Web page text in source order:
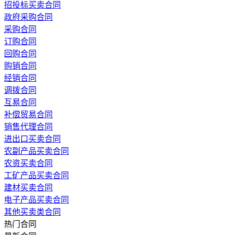
招投标买卖合同
政府采购合同
采购合同
订购合同
回购合同
购销合同
经销合同
调拨合同
互易合同
补偿贸易合同
销售代理合同
进出口买卖合同
农副产品买卖合同
农资买卖合同
工矿产品买卖合同
建材买卖合同
电子产品买卖合同
其他买卖类合同
热门合同